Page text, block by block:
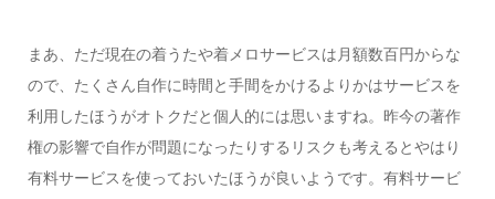
まあ、ただ現在の着うたや着メロサービスは月額数百円からな
ので、たくさん自作に時間と手間をかけるよりかはサービスを
利用したほうがオトクだと個人的には思いますね。昨今の著作
権の影響で自作が問題になったりするリスクも考えるとやはり
有料サービスを使っておいたほうが良いようです。有料サービ